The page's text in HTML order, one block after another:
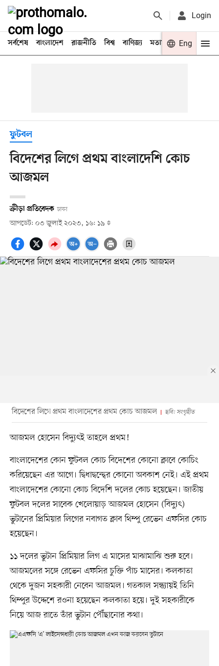
Login
সর্বশেষ বাংলাদেশ রাজনীতি বিশ্ব বাণিজ্য মতামত খেলা
Eng
ফুটবল
বিদেশের লিগে প্রথম বাংলাদেশি কোচ
আজমল
ক্রীড়া প্রতিবেদক ঢাকা
আপডেট: ০৩ জুলাই ২০২৩, ১৬: ১৯
বিদেশের লিগে প্রথম বাংলাদেশের প্রথম কোচ আজমল ছবি: সংগৃহীত
আজমল হোসেন বিদ্যুৎই তাহলে প্রথম!
বাংলাদেশের কোন ফুটবল কোচ বিদেশের কোনো ক্লাবে কোচিং
করিয়েছেন এর আগে। দ্বিধাদ্বন্দ্বের কোনো অবকাশ নেই। এই প্রথম
বাংলাদেশের কোনো কোচ বিদেশি দলের কোচ হয়েছেন। জাতীয়
ফুটবল দলের সাবেক খেলোয়াড় আজমল হোসেন (বিদ্যুৎ)
ভুটানের প্রিমিয়ার লিগের নবাগত ক্লাব থিম্পু রেভেন এফসির কোচ
হয়েছেন।
১১ দলের ভুটান প্রিমিয়ার লিগ এ মাসের মাঝামাঝি শুরু হবে।
আজমলের সঙ্গে রেভেন এফসির চুক্তি পাঁচ মাসের। কলকাতা
থেকে দুজন সহকারী নেবেন আজমল। গতকাল সন্ধ্যায়ই তিনি
থিম্পুর উদ্দেশে রওনা হয়েছেন কলকাতা হয়ে। দুই সহকারীকে
নিয়ে আজ রাতে তাঁর ভুটান পৌঁছানোর কথা।